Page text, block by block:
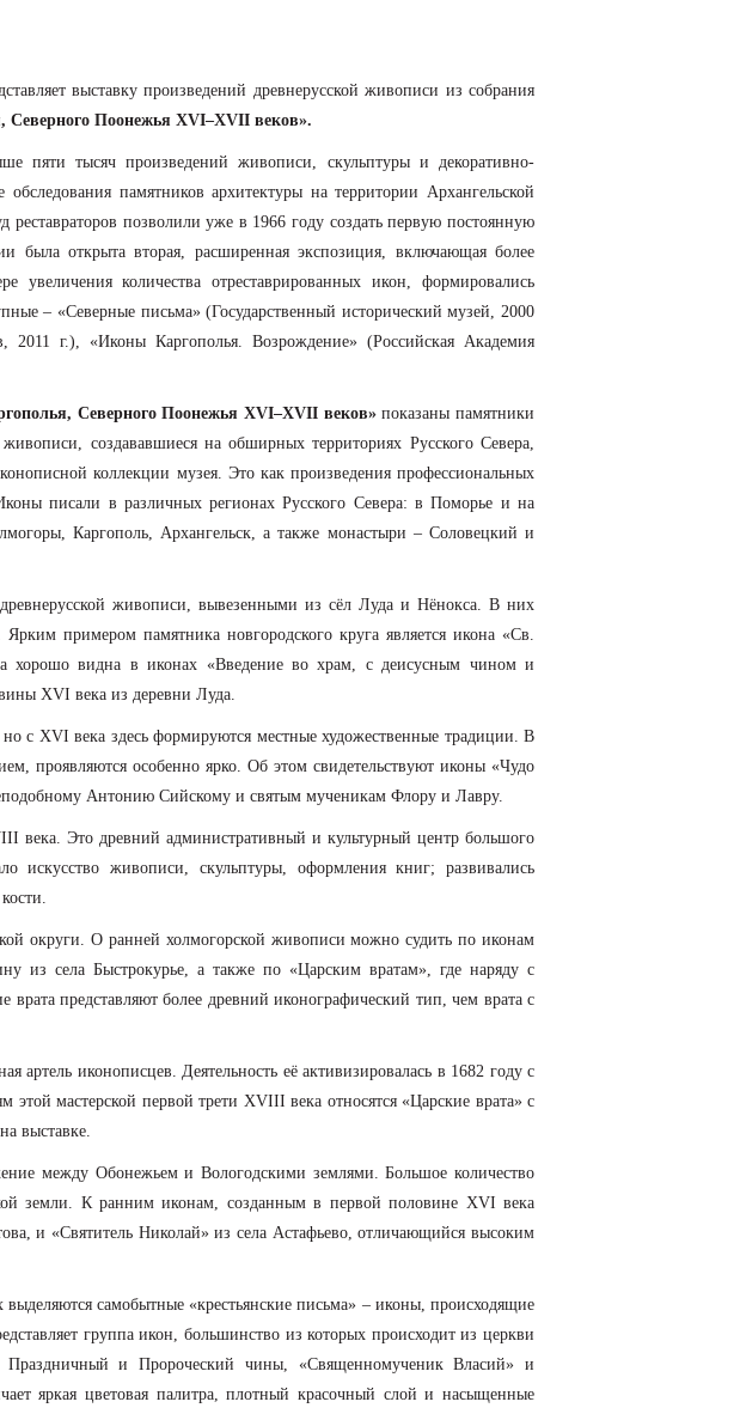
выставку произведений древнерусской живописи из собрания
Северного Поонежья ХVI–ХVII веков».
пяти тысяч произведений живописи, скульптуры и декоративно-
памятников архитектуры на территории Архангельской
реставраторов позволили уже в 1966 году создать первую постоянную
была открыта вторая, расширенная экспозиция, включающая более
количества отреставрированных икон, формировались
– «Северные письма» (Государственный исторический музей, 2000
2011 г.), «Иконы Каргополья. Возрождение» (Российская Академия
Северного Поонежья ХVI–ХVII веков»показаны памятники
создававшиеся на обширных территориях Русского Севера,
коллекции музея. Это как произведения профессиональных
писали в различных регионах Русского Севера: в Поморье и на
Каргополь, Архангельск, а также монастыри – Соловецкий и
живописи, вывезенными из сёл Луда и Нёнокса. В них
примером памятника новгородского круга является икона «Св.
видна в иконах «Введение во храм, с деисусным чином и
ХVI века из деревни Луда.
с XVI века здесь формируются местные художественные традиции. В
проявляются особенно ярко. Об этом свидетельствуют иконы «Чудо
Антонию Сийскому и святым мученикам Флору и Лавру.
Это древний административный и культурный центр большого
живописи, скульптуры, оформления книг; развивались
округи. О ранней холмогорской живописи можно судить по иконам
из села Быстрокурье, а также по «Царским вратам», где наряду с
представляют более древний иконографический тип, чем врата с
иконописцев. Деятельность её активизировалась в 1682 году с
мастерской первой трети XVIII века относятся «Царские врата» с
выставке.
между Обонежьем и Вологодскими землями. Большое количество
земли. К ранним иконам, созданным в первой половине ХVI века
и «Святитель Николай» из села Астафьево, отличающийся высоким
самобытные «крестьянские письма» – иконы, происходящие
группа икон, большинство из которых происходит из церкви
Праздничный и Пророческий чины, «Священномученик Власий» и
яркая цветовая палитра, плотный красочный слой и насыщенные